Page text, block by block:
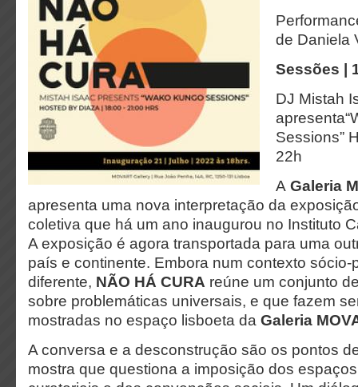
de Daniela
Sessões |
DJ Mistah
Sessions”
22h
A Galeria
apresenta uma nova interpretação da
coletiva que há um ano inaugurou no Instituto
A exposição é agora transportada para uma
país e continente. Embora num contexto sócio-
diferente, NÃO HÁ CURA reúne um conjunto
sobre problemáticas universais, e que fazem
mostradas no espaço lisboeta da Galeria
A conversa e a desconstrução são os pontos
mostra que questiona a imposição dos